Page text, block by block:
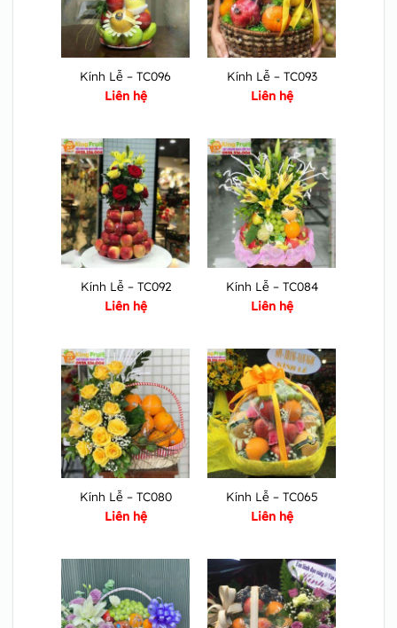
Kính Lễ – TC096
Liên hệ
Kính Lễ – TC093
Liên hệ
Kính Lễ – TC092
Liên hệ
Kính Lễ – TC084
Liên hệ
Kính Lễ – TC080
Liên hệ
Kính Lễ – TC065
Liên hệ